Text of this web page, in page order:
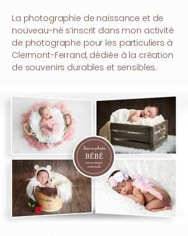
La photographie de naissance et de
nouveau-né s’inscrit dans mon activité
de photographe pour les particuliers à
Clermont-Ferrand, dédiée à la création
de souvenirs durables et sensibles.